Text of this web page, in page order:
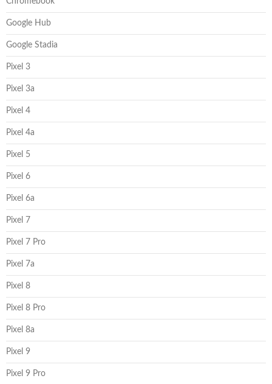
Google Hub
Google Stadia
Pixel 3
Pixel 3a
Pixel 4
Pixel 4a
Pixel 5
Pixel 6
Pixel 6a
Pixel 7
Pixel 7 Pro
Pixel 7a
Pixel 8
Pixel 8 Pro
Pixel 8a
Pixel 9
Pixel 9 Pro